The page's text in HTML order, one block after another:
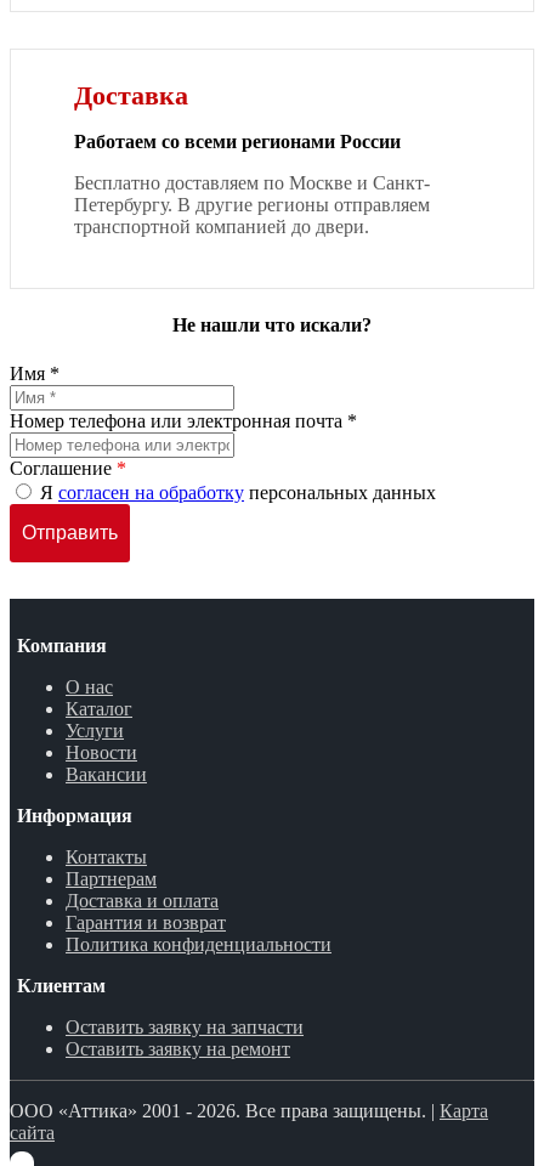
Доставка
Работаем со всеми регионами России
Бесплатно доставляем по Москве и Санкт-
Петербургу. В другие регионы отправляем
транспортной компанией до двери.
Не нашли что искали?
Имя *
Номер телефона или электронная почта *
Соглашение *
Я согласен на обработку персональных данных
Компания
О нас
Каталог
Услуги
Новости
Вакансии
Информация
Контакты
Партнерам
Доставка и оплата
Гарантия и возврат
Политика конфиденциальности
Клиентам
Оставить заявку на запчасти
Оставить заявку на ремонт
ООО «Аттика» 2001 - 2026. Все права защищены. | Карта
сайта